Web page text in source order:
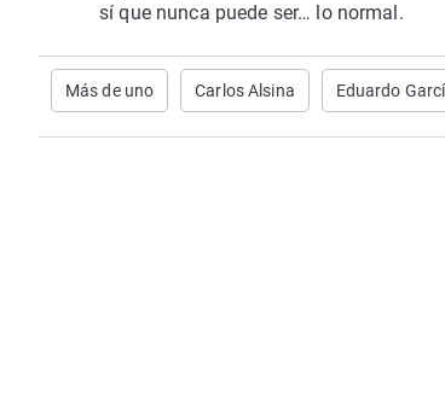
sí que nunca puede ser… lo normal.
Más de uno Carlos Alsina Eduardo